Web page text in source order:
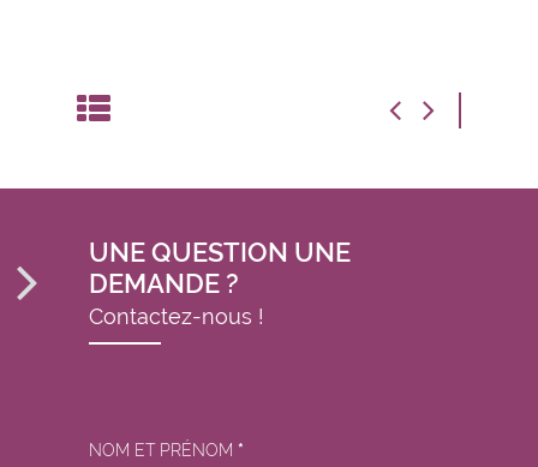
UNE QUESTION UNE
DEMANDE ?
Contactez-nous !
NOM ET PRÉNOM *